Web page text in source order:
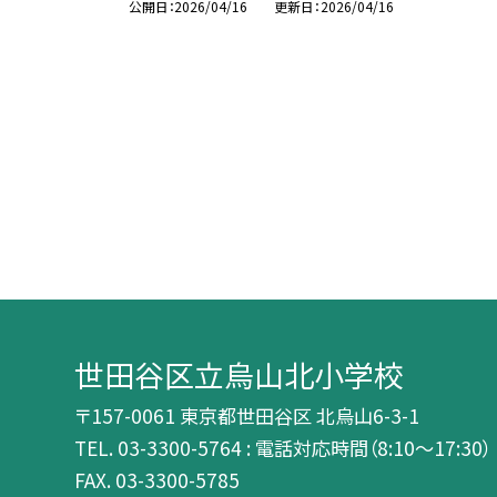
公開日 2026/04/16 更新日 2026/04/16
世田谷区立烏山北小学校
〒157-0061 東京都世田谷区 北烏山6-3-1
TEL. 03-3300-5764 : 電話対応時間（8:10～17:30）
FAX. 03-3300-5785